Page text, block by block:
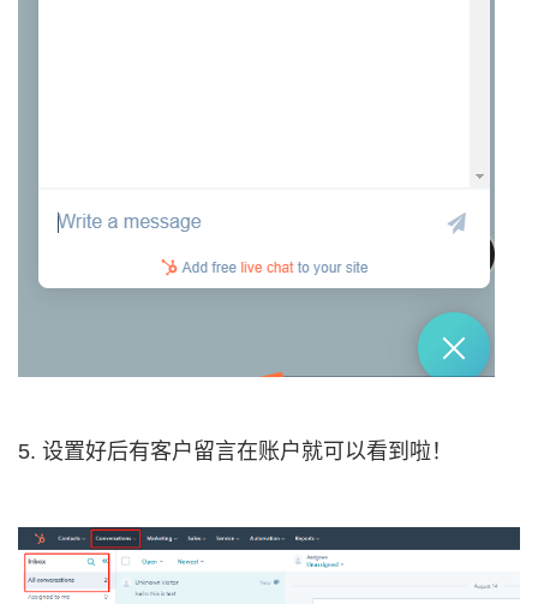
5. 设置好后有客户留言在账户就可以看到啦！